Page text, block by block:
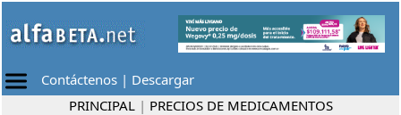
Contáctenos | Descargar
PRINCIPAL | PRECIOS DE MEDICAMENTOS